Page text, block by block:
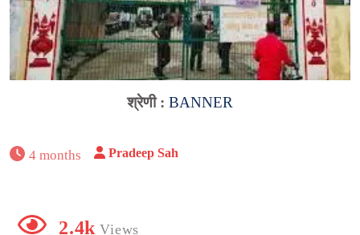
श्रेणी : BANNER
4 months Pradeep Sah
2.4k Views